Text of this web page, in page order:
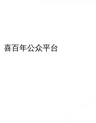
喜百年公众平台